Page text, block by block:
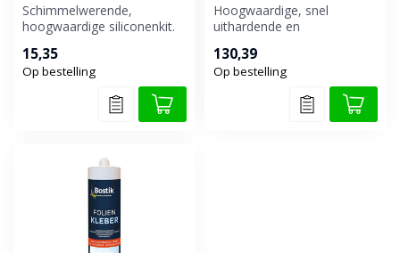
Schimmelwerende,
hoogwaardige siliconenkit.
sanitair-, geve...
15,35
Op bestelling
Hoogwaardige, snel
uithardende en
parketlijm.
130,39
Op bestelling